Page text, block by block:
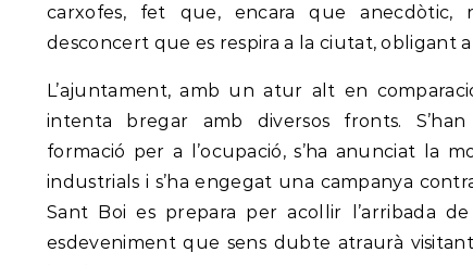
carxofes, fet que, encara que anecdòtic,
desconcert que es respira a la ciutat, obligant
L’ajuntament, amb un atur alt en
intenta bregar amb diversos fronts.
formació per a l’ocupació, s’ha anunciat la
industrials i s’ha engegat una campanya
Sant Boi es prepara per acollir l’arribada
esdeveniment que sens dubte atraurà